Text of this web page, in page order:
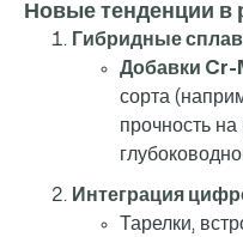
Новые тенденции в
Гибридные
Добавки Cr-
сорта
прочность
Интеграция
Тарелки,